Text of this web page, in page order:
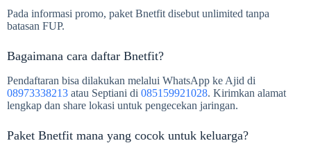
Pada informasi promo, paket Bnetfit disebut unlimited tanpa
batasan FUP.
Bagaimana cara daftar Bnetfit?
Pendaftaran bisa dilakukan melalui WhatsApp ke Ajid di
08973338213 atau Septiani di 085159921028. Kirimkan alamat
lengkap dan share lokasi untuk pengecekan jaringan.
Paket Bnetfit mana yang cocok untuk keluarga?